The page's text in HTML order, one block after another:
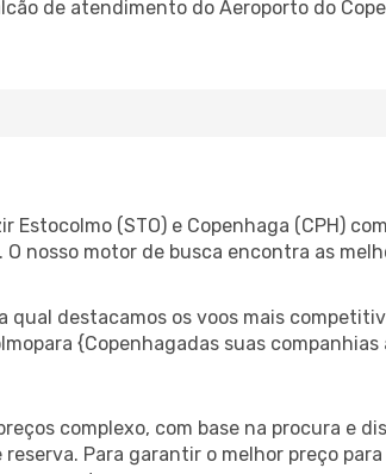
de atendimento do Aeroporto do
(STO) e Copenhaga (CPH)
nosso motor de busca encontra as
qual destacamos os voos mais
{Copenhagadas suas
complexo, com base na procura e
Para garantir o melhor preço